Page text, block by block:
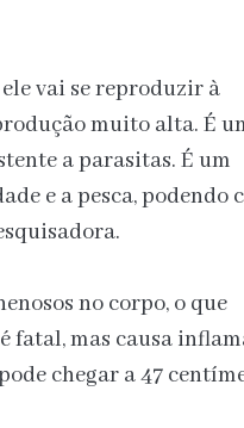
vai se reproduzir à
muito alta. É
a parasitas. É um
e a pesca, podendo
no corpo, o que
fatal, mas causa
chegar a 47